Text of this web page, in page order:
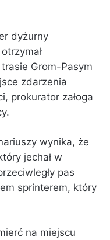
dyżurny
Grom-Pasym
zdarzenia
prokurator załoga
wynika, że
jechał w
pas
sprinterem, który
na miejscu